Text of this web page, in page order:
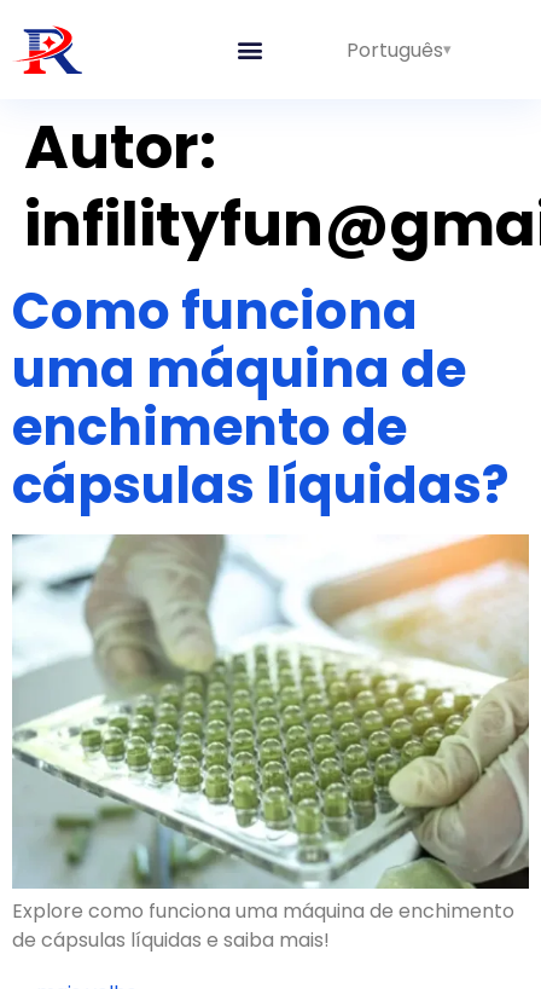
Português
Autor:
Como funciona
uma máquina de
enchimento de
cápsulas líquidas?
Explore como funciona uma máquina de enchimento
de cápsulas líquidas e saiba mais!